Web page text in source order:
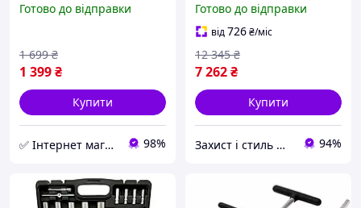
підшипників та шківів з
Готово до відправки
1 399₴
1 699 ₴
Купити
✅ Інтернет магазин ➤ BOX TOOLS 98%
для дизельних двигунів
14 шт Mar-pol HE0766
Готово до відправки
від726₴/міс
7 262₴
12 345 ₴
Купити
Захист і стиль — в одному магазині 94%